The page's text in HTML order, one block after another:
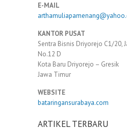
E-MAIL
KANTOR PUSAT
Sentra Bisnis Driyorejo C1/20,
No.12 D
Kota Baru Driyorejo – Gresik
Jawa Timur
WEBSITE
bataringansurabaya.com
ARTIKEL TERBARU